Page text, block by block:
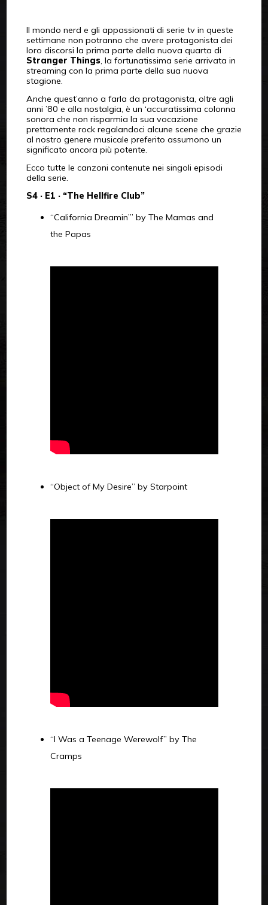
Il mondo nerd e gli appassionati di serie tv in queste
settimane non potranno che avere protagonista dei
loro discorsi la prima parte della nuova quarta di
Stranger Things, la fortunatissima serie arrivata in
streaming con la prima parte della sua nuova
stagione.
Anche quest’anno a farla da protagonista, oltre agli
anni ’80 e alla nostalgia, è un ‘accuratissima colonna
sonora che non risparmia la sua vocazione
prettamente rock regalandoci alcune scene che grazie
al nostro genere musicale preferito assumono un
significato ancora più potente.
Ecco tutte le canzoni contenute nei singoli episodi
della serie.
S4 · E1 · “The Hellfire Club”
“California Dreamin’” by The Mamas and
the Papas
“Object of My Desire” by Starpoint
“I Was a Teenage Werewolf” by The
Cramps